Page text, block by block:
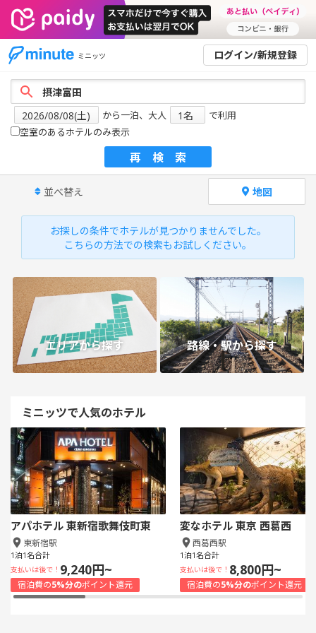
ミニッツ ログイン/新規登録
から一泊、大人
で利用
空室のあるホテルのみ表示
再検索
並べ替え 地図
お探しの条件でホテルが見つかりませんでした。
こちらの方法での検索もお試しください。
エリアから探す 路線・駅から探す
ミニッツで人気のホテル
アパホテル 東新宿歌舞伎町東
東新宿駅
1泊1名合計
支払いは後で！ 9,240円~
宿泊費の5%分のポイント還元
変なホテル 東京 西葛西
西葛西駅
1泊1名合計
支払いは後で！ 8,800円~
宿泊費の5%分のポイント還元